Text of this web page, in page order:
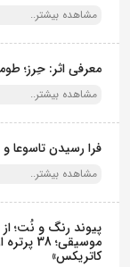
مشاهده بیشتر..
معرفی اثر: حِرز؛
مشاهده بیشتر..
فرا رسیدن تاسوعا
مشاهده بیشتر..
پیوند رنگ و نُت؛ از
کاتریکس»